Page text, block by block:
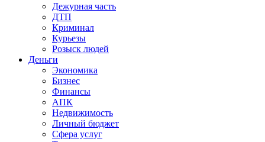
Дежурная часть
ДТП
Криминал
Курьезы
Розыск людей
Деньги
Экономика
Бизнес
Финансы
АПК
Недвижимость
Личный бюджет
Сфера услуг